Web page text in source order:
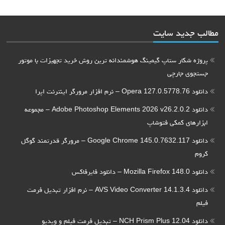
مطالب جدید سایت
پروژه شکار ستاپ گیمینگ هوشمندانه ترین روش خرید تجهیزات با موتور
جستجوی جارچی
دانلود Opera 127.0.5778.76 – نرم افزار مرورگر اینترنت اپرا
دانلود Adobe Photoshop Elements 2026 v26.2.0.2 – مجموعه
ابزارهای کمکی فتوشاپ
دانلود Google Chrome 145.0.7632.117 – مرورگر قدرتمند گوگل
کروم
دانلود Mozilla Firefox 148.0 – دانلود فایرفاکس
دانلود AVS Video Converter 14.1.3.4 – نرم افزار تبدیل فرمت
فیلم
دانلود NCH Prism Plus 12.04 – تبدیل فرمت فیلم و ویدیو